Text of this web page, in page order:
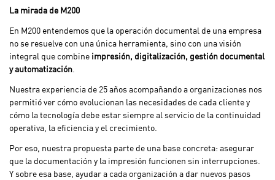
La mirada de M200
En M200 entendemos que la operación documental de una empresa
no se resuelve con una única herramienta, sino con una visión
integral que combine impresión, digitalización, gestión documental
y automatización.
Nuestra experiencia de 25 años acompañando a organizaciones nos
permitió ver cómo evolucionan las necesidades de cada cliente y
cómo la tecnología debe estar siempre al servicio de la continuidad
operativa, la eficiencia y el crecimiento.
Por eso, nuestra propuesta parte de una base concreta: asegurar
que la documentación y la impresión funcionen sin interrupciones.
Y sobre esa base, ayudar a cada organización a dar nuevos pasos